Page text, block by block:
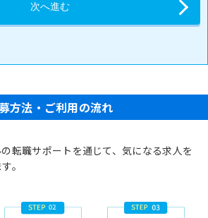
方法・ご利用の流れ
転職サポートを通じて、気になる求人を
。